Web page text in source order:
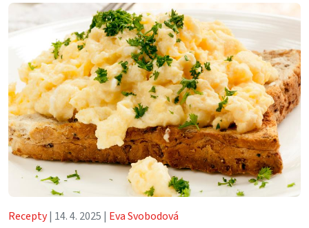
Recepty| 14. 4. 2025 | Eva Svobodová